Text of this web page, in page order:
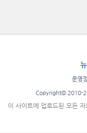
운영
Copyright© 2010-
이 사이트에 업로드된 모든